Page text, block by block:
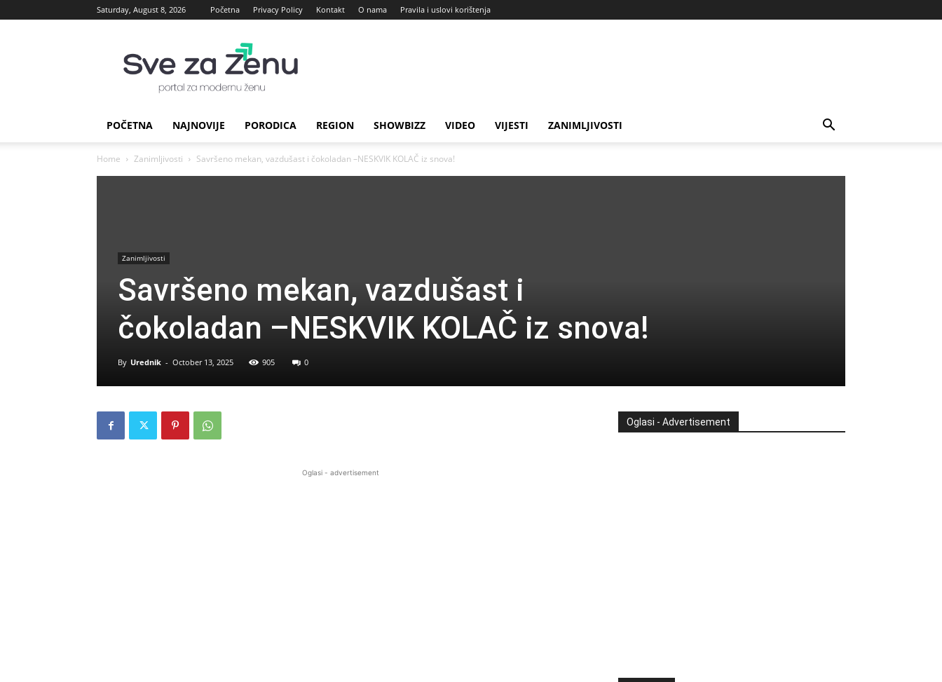
Saturday, August 8, 2026 Početna Privacy Policy Kontakt O nama Pravila i uslovi korištenja
za
Zenu
POČETNA NAJNOVIJE PORODICA REGION SHOWBIZZ VIDEO VIJESTI ZANIMLJIVOSTI
Home Zanimljivosti Savršeno mekan, vazdušast i čokoladan –NESKVIK KOLAČ iz snova!
Zanimljivosti
Savršeno mekan, vazdušast i
čokoladan –NESKVIK KOLAČ iz snova!
By Urednik - October 13, 2025 905 0
Oglasi - advertisement
Oglasi - Advertisement